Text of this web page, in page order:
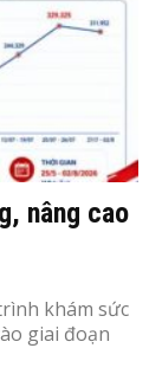
nâng cao
khám sức
giai đoạn